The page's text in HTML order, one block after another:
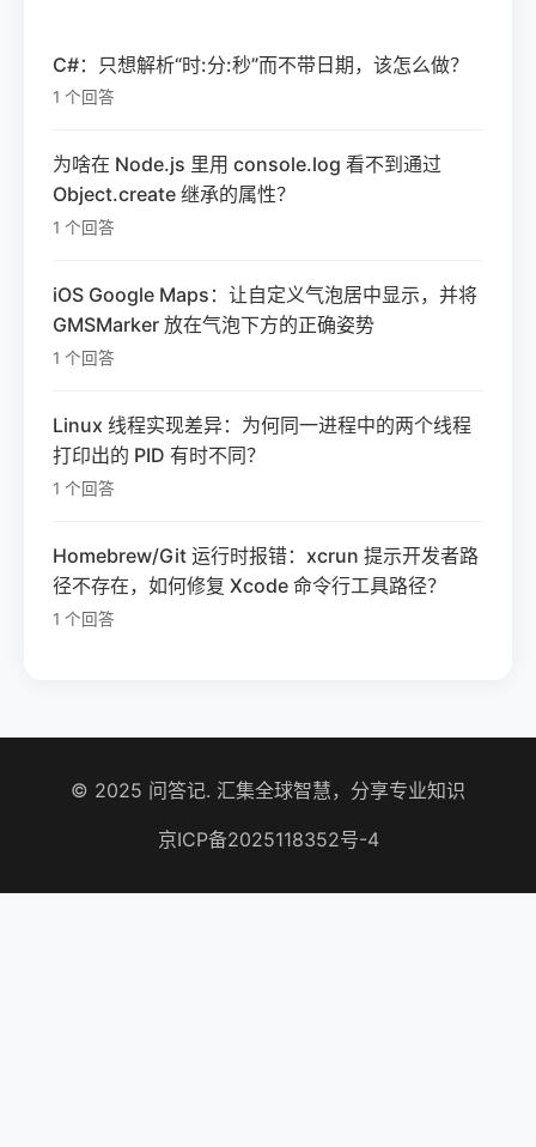
C#：只想解析“时:分:秒”而不带日期，该怎么做？
1 个回答
为啥在 Node.js 里用 console.log 看不到通过
Object.create 继承的属性？
1 个回答
iOS Google Maps：让自定义气泡居中显示，并将
GMSMarker 放在气泡下方的正确姿势
1 个回答
Linux 线程实现差异：为何同一进程中的两个线程
打印出的 PID 有时不同？
1 个回答
Homebrew/Git 运行时报错：xcrun 提示开发者路
径不存在，如何修复 Xcode 命令行工具路径？
1 个回答
© 2025 问答记. 汇集全球智慧，分享专业知识
京ICP备2025118352号-4